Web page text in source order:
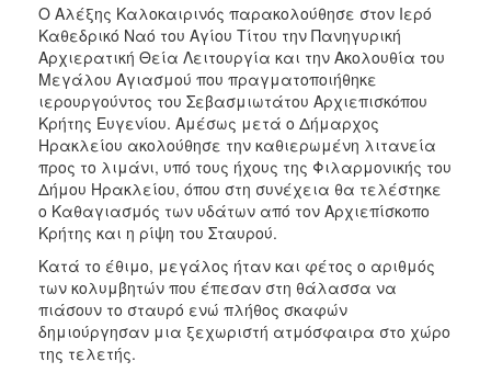
ΠΟΛΙΤΙΣΜΟΣ
ΑΝΘΕΚΤΙΚΗ
ΠΟΛΗ
Ο Αλέξης Καλοκαιρινός παρακολούθησε στον Ιερό
Καθεδρικό Ναό του Αγίου Τίτου την Πανηγυρική
Αρχιερατική Θεία Λειτουργία και την Ακολουθία του
Μεγάλου Αγιασμού που πραγματοποιήθηκε
ιερουργούντος του Σεβασμιωτάτου Αρχιεπισκόπου
Κρήτης Ευγενίου. Αμέσως μετά ο Δήμαρχος
Ηρακλείου ακολούθησε την καθιερωμένη λιτανεία
προς το λιμάνι, υπό τους ήχους της Φιλαρμονικής του
Δήμου Ηρακλείου, όπου στη συνέχεια θα τελέστηκε
ο Καθαγιασμός των υδάτων από τον Αρχιεπίσκοπο
Κρήτης και η ρίψη του Σταυρού.
Κατά το έθιμο, μεγάλος ήταν και φέτος ο αριθμός
των κολυμβητών που έπεσαν στη θάλασσα να
πιάσουν το σταυρό ενώ πλήθος σκαφών
δημιούργησαν μια ξεχωριστή ατμόσφαιρα στο χώρο
της τελετής.